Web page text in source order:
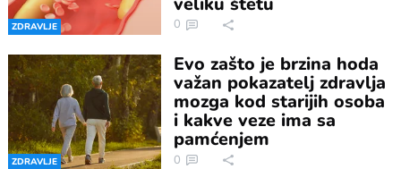
ZDRAVLJE 0
ZDRAVLJE
Evo zašto je brzina hoda
važan pokazatelj zdravlja
mozga kod starijih osoba
i kakve veze ima sa
pamćenjem
0